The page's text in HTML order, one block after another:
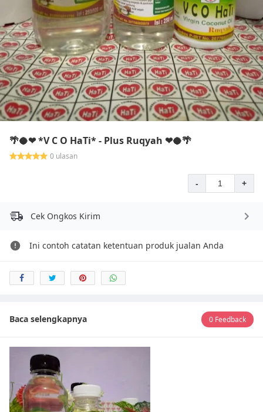
🌴🥥❤ *V C O HaTi* - Plus Ruqyah ❤🥥🌴
0 ulasan
- +
Cek Ongkos Kirim
Ini contoh catatan ketentuan produk jualan Anda
Baca selengkapnya 0 Feedback